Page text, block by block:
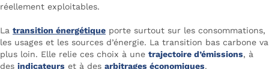
réellement exploitables.
La transition énergétique porte surtout sur les consommations,
les usages et les sources d’énergie. La transition bas carbone va
plus loin. Elle relie ces choix à une trajectoire d’émissions, à
des indicateurs et à des arbitrages économiques.